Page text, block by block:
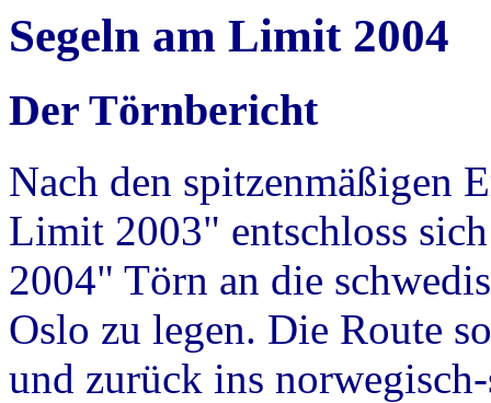
Segeln am Limit 2004
Der Törnbericht
Nach den spitzenmäßigen
Limit 2003" entschloss
2004" Törn an die
Oslo zu legen. Die Route
und zurück ins